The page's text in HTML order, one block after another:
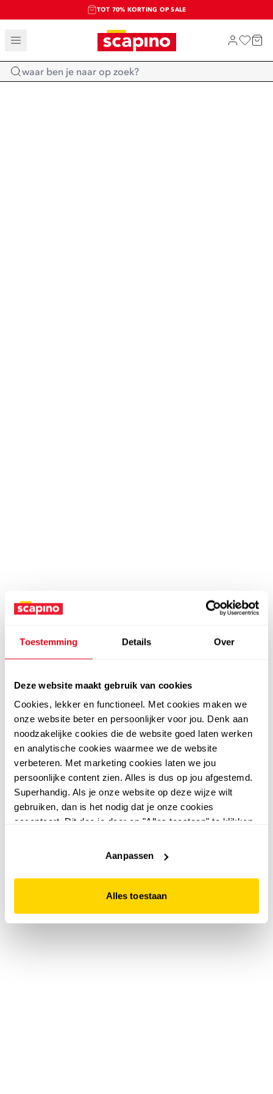
Toestemming Details Over
Deze website maakt gebruik van cookies
Cookies, lekker en functioneel. Met cookies maken we
onze website beter en persoonlijker voor jou. Denk aan
noodzakelijke cookies die de website goed laten werken
en analytische cookies waarmee we de website
verbeteren. Met marketing cookies laten we jou
persoonlijke content zien. Alles is dus op jou afgestemd.
Superhandig. Als je onze website op deze wijze wilt
gebruiken, dan is het nodig dat je onze cookies
accepteert. Dit doe je door op "Alles toestaan" te klikken.
website niet optimaal functioneert.
Aanpassen
Alles toestaan
TOT 70% KORTING OP SALE
SALE: LAATSTE KANS!
SHOP NIEUW
Home